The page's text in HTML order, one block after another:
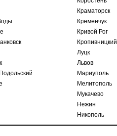
Краматорск
Кременчук
Кривой Рог
Кропивницкий
Луцк
Львов
Мариуполь
Мелитополь
Мукачево
Нежин
Никополь